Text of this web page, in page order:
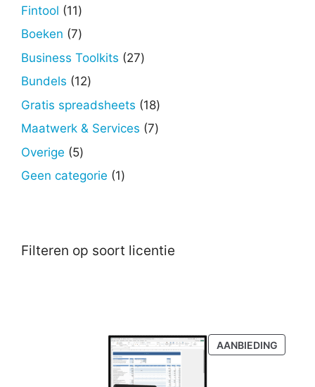
Fintool 1111
producten
Boeken 77
producten
Business Toolkits 2727
Bundels 1212
producten
Gratis spreadsheets 1818
producten
Maatwerk & Services 77
Overige 55
producten
Geen categorie 11
Filteren op soort licentie
AANBIEDING
IN